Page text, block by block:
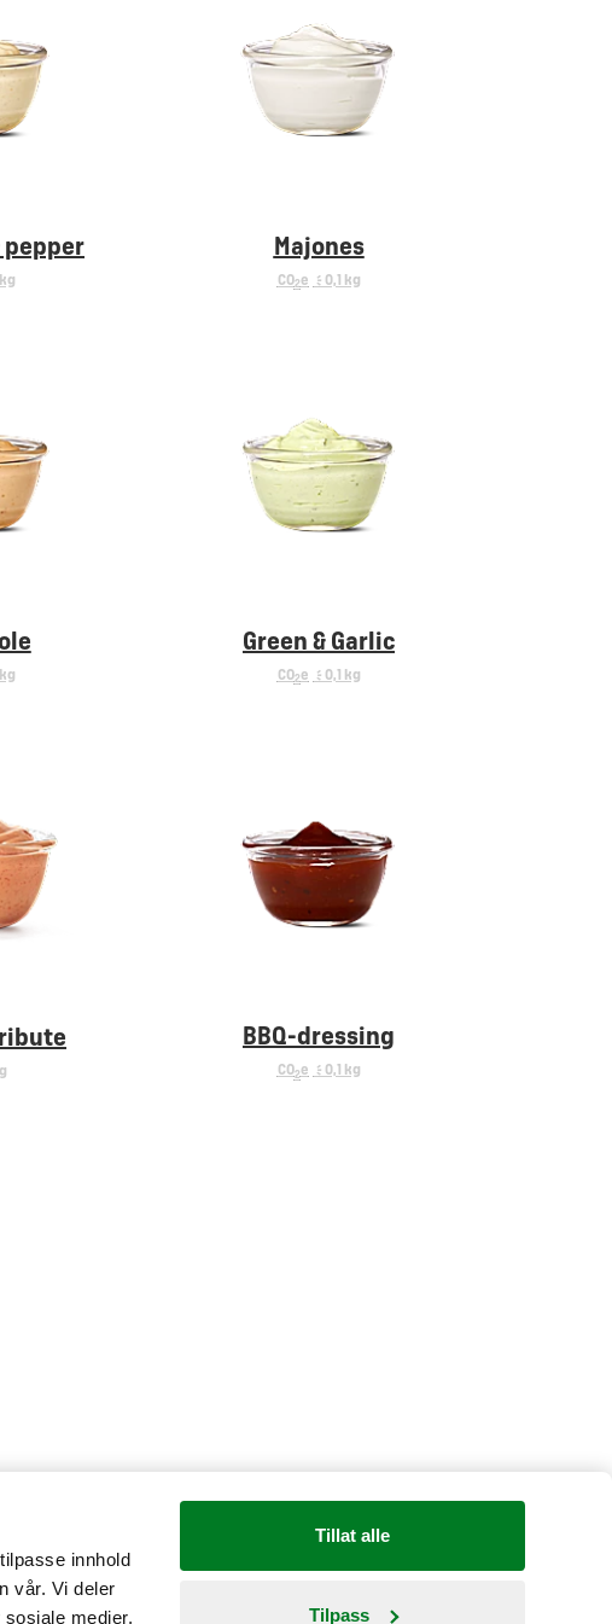
innhold
vår. Vi deler
medier,
Tillat alle
Tilpass
pepper
kg
Majones
CO2e < 0,1 kg
kg
Green & Garlic
CO2e < 0,1 kg
BBQ-dressing
CO2e < 0,1 kg